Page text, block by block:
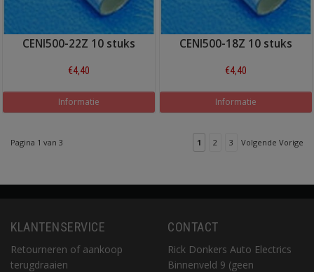
CENI500-22Z 10 stuks
€4,40
Informatie
CENI500-18Z 10 stuks
€4,40
Informatie
Pagina 1 van 3 1 2 3 Volgende Vorige
KLANTENSERVICE
Retourneren of aankoop
terugdraaien
CONTACT
Rick Donkers Auto Electrics
Binnenveld 9 (geen